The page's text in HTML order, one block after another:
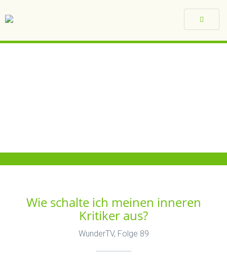
Toggle
Wie schalte ich meinen inneren
Kritiker aus?
WunderTV, Folge 89